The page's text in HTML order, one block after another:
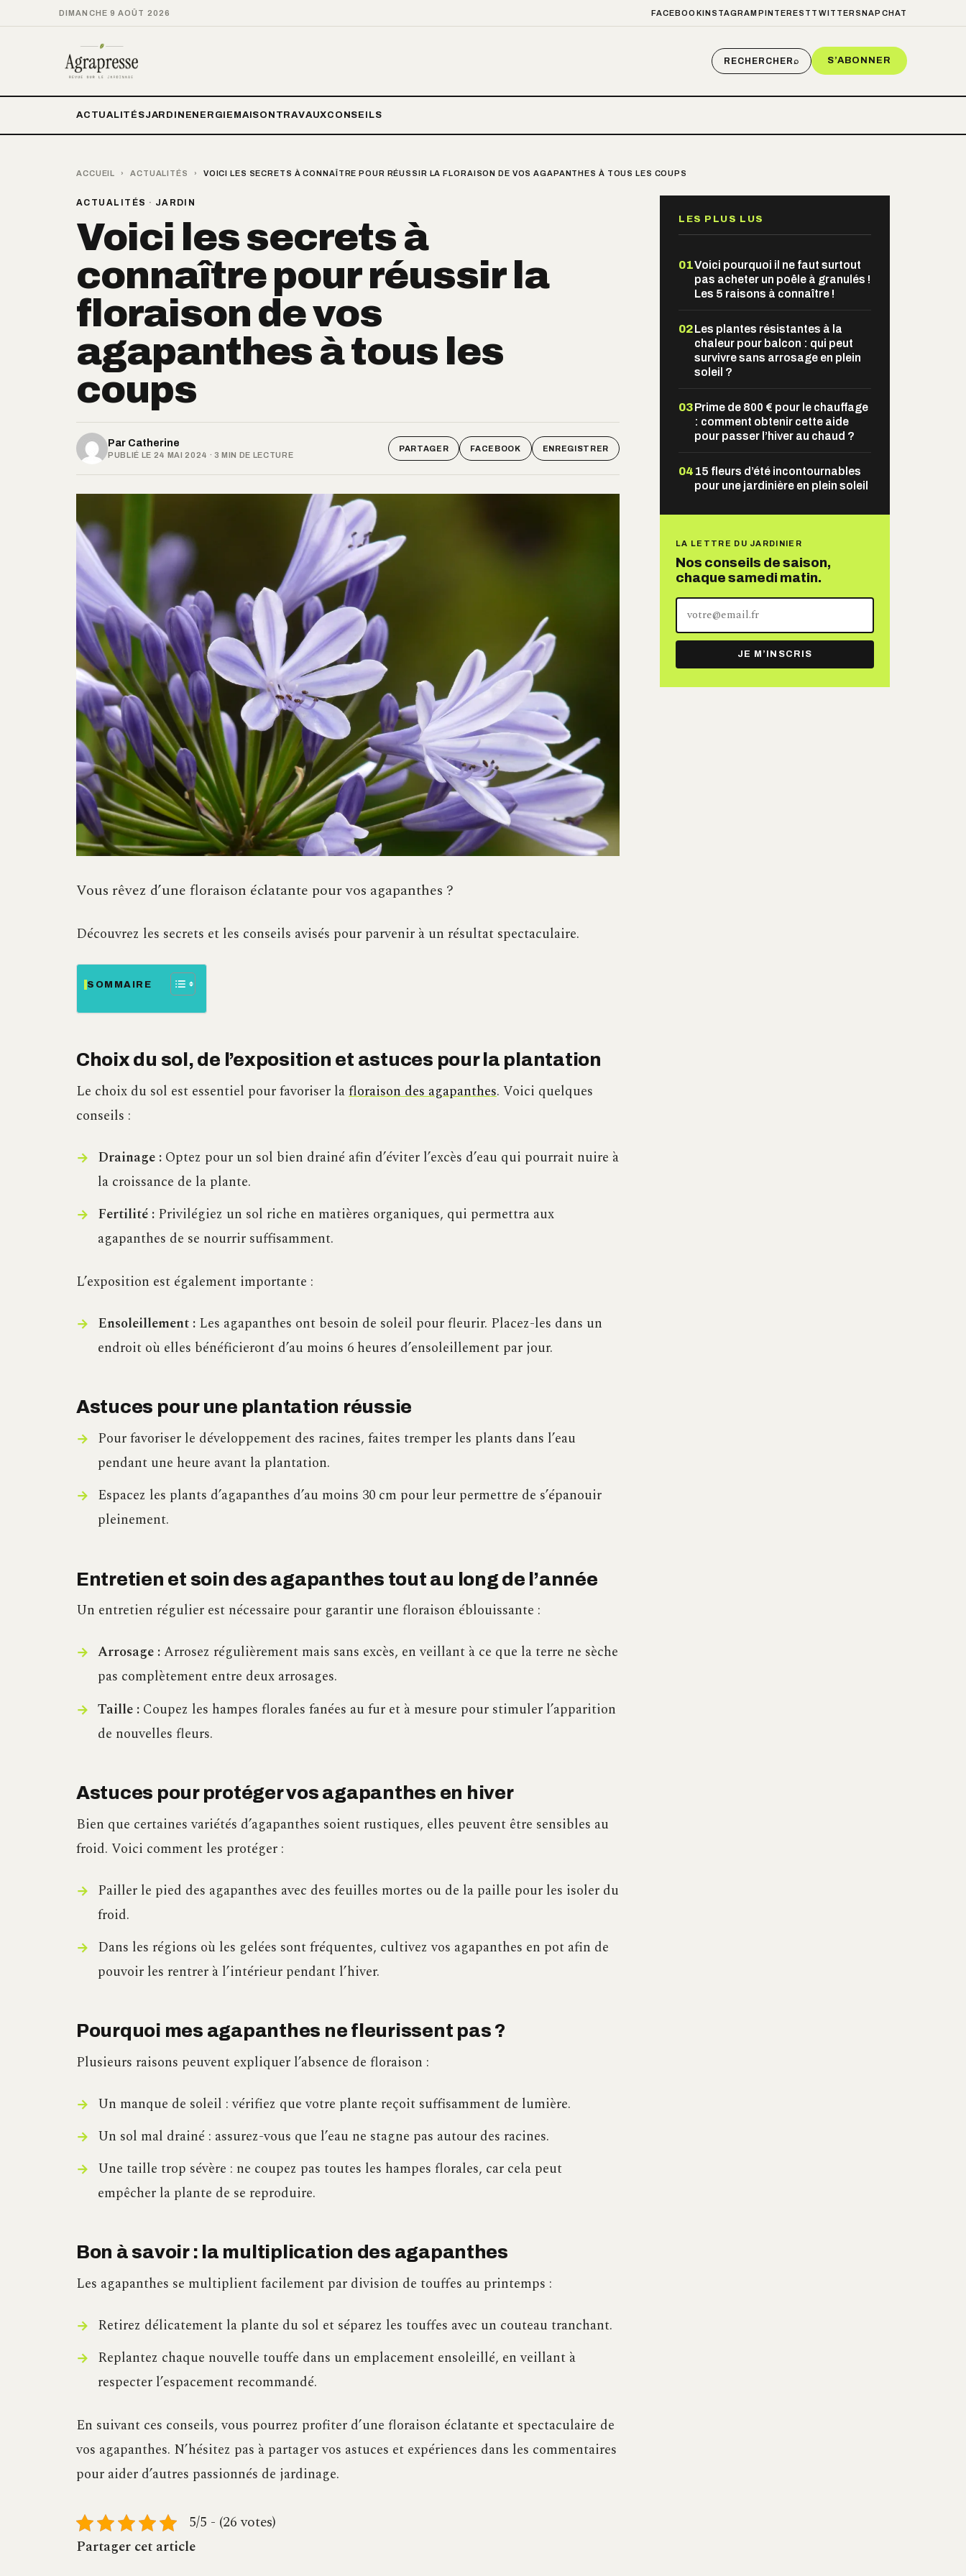
DIMANCHE 9 AOÛT 2026 FACEBOOKINSTAGRAM PINTEREST TWITTER SNAPCHAT
RECHERCHER⌕ S’ABONNER
ACTUALITÉSJARDIN ENERGIE MAISON TRAVAUXCONSEILS
ACCUEIL › ACTUALITÉS › VOICI LES SECRETS À CONNAÎTRE POUR RÉUSSIR LA FLORAISON DE VOS AGAPANTHES À TOUS LES COUPS
ACTUALITÉS · JARDIN
Voici les secrets à
connaître pour réussir la
floraison de vos
agapanthes à tous les
coups
Par Catherine
PUBLIÉ LE 24 MAI 2024 · 3 MIN DE LECTURE
PARTAGER FACEBOOK ENREGISTRER
Vous rêvez d’une floraison éclatante pour vos agapanthes ?
Découvrez les secrets et les conseils avisés pour parvenir à un résultat spectaculaire.
SOMMAIRE
Choix du sol, de l’exposition et astuces pour la plantation
Le choix du sol est essentiel pour favoriser lafloraison des agapanthes. Voici quelques
conseils :
Drainage :Optez pour un sol bien drainé afin d’éviter l’excès d’eau qui pourrait nuire à
la croissance de la plante.
Fertilité :Privilégiez un sol riche en matières organiques, qui permettra aux
agapanthes de se nourrir suffisamment.
L’exposition est également importante :
Ensoleillement :Les agapanthes ont besoin de soleil pour fleurir. Placez-les dans un
endroit où elles bénéficieront d’au moins 6 heures d’ensoleillement par jour.
Astuces pour une plantation réussie
Pour favoriser le développement des racines, faites tremper les plants dans l’eau
pendant une heure avant la plantation.
Espacez les plants d’agapanthes d’au moins 30 cm pour leur permettre de s’épanouir
pleinement.
Entretien et soin des agapanthes tout au long de l’année
Un entretien régulier est nécessaire pour garantir une floraison éblouissante :
Arrosage :Arrosez régulièrement mais sans excès, en veillant à ce que la terre ne sèche
pas complètement entre deux arrosages.
Taille :Coupez les hampes florales fanées au fur et à mesure pour stimuler l’apparition
de nouvelles fleurs.
Astuces pour protéger vos agapanthes en hiver
Bien que certaines variétés d’agapanthes soient rustiques, elles peuvent être sensibles au
froid. Voici comment les protéger :
Pailler le pied des agapanthes avec des feuilles mortes ou de la paille pour les isoler du
froid.
Dans les régions où les gelées sont fréquentes, cultivez vos agapanthes en pot afin de
pouvoir les rentrer à l’intérieur pendant l’hiver.
Pourquoi mes agapanthes ne fleurissent pas ?
Plusieurs raisons peuvent expliquer l’absence de floraison :
Un manque de soleil : vérifiez que votre plante reçoit suffisamment de lumière.
Un sol mal drainé : assurez-vous que l’eau ne stagne pas autour des racines.
Une taille trop sévère : ne coupez pas toutes les hampes florales, car cela peut
empêcher la plante de se reproduire.
Bon à savoir : la multiplication des agapanthes
Les agapanthes se multiplient facilement par division de touffes au printemps :
Retirez délicatement la plante du sol et séparez les touffes avec un couteau tranchant.
Replantez chaque nouvelle touffe dans un emplacement ensoleillé, en veillant à
respecter l’espacement recommandé.
En suivant ces conseils, vous pourrez profiter d’une floraison éclatante et spectaculaire de
vos agapanthes. N’hésitez pas à partager vos astuces et expériences dans les commentaires
pour aider d’autres passionnés de jardinage.
5/5 - (26 votes)
Partager cet article
LES PLUS LUS
01Voici pourquoi il ne faut surtout
pas acheter un poêle à granulés !
Les 5 raisons à connaître !
02Les plantes résistantes à la
chaleur pour balcon : qui peut
survivre sans arrosage en plein
soleil ?
03Prime de 800 € pour le chauffage
: comment obtenir cette aide
pour passer l’hiver au chaud ?
04 15 fleurs d’été incontournables
pour une jardinière en plein soleil
LA LETTRE DU JARDINIER
Nos conseils de saison,
chaque samedi matin.
adresse
mail
JE M’INSCRIS